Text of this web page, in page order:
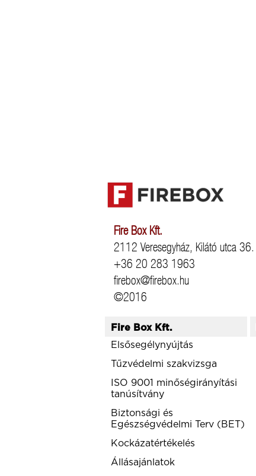
Fire Box Kft.
2112 Veresegyház, Kilátó utca 36.
+36 20 283 1963
firebox@firebox.hu
©2016
Fire Box Kft.
Elsősegélynyújtás
Tűzvédelmi szakvizsga
ISO 9001 minőségirányítási
tanúsítvány
Biztonsági és
Egészségvédelmi Terv (BET)
Kockázatértékelés
Állásajánlatok